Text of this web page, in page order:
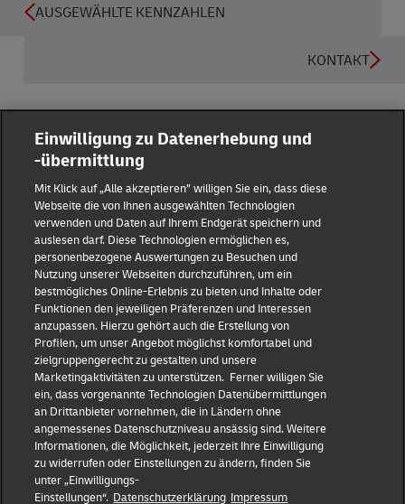
AUSGEWÄHLTE KENNZAHLEN
KONTAKT
Reporting Hub
Impressum
Datenschutz
Haftungsausschluss
Cookie-Einstellungen
IR Kontakt
Follow us
Einwilligung zu Datenerhebung und
-übermittlung
Mit Klick auf „Alle akzeptieren” willigen Sie ein, dass diese
Webseite die von Ihnen ausgewählten Technologien
verwenden und Daten auf Ihrem Endgerät speichern und
auslesen darf. Diese Technologien ermöglichen es,
personenbezogene Auswertungen zu Besuchen und
Nutzung unserer Webseiten durchzuführen, um ein
bestmögliches Online-Erlebnis zu bieten und Inhalte oder
Funktionen den jeweiligen Präferenzen und Interessen
anzupassen. Hierzu gehört auch die Erstellung von
Profilen, um unser Angebot möglichst komfortabel und
zielgruppengerecht zu gestalten und unsere
Marketingaktivitäten zu unterstützen. Ferner willigen Sie
ein, dass vorgenannte Technologien Datenübermittlungen
an Drittanbieter vornehmen, die in Ländern ohne
angemessenes Datenschutzniveau ansässig sind. Weitere
Informationen, die Möglichkeit, jederzeit Ihre Einwilligung
zu widerrufen oder Einstellungen zu ändern, finden Sie
unter „Einwilligungs-
Einstellungen“. Datenschutzerklärung Impressum